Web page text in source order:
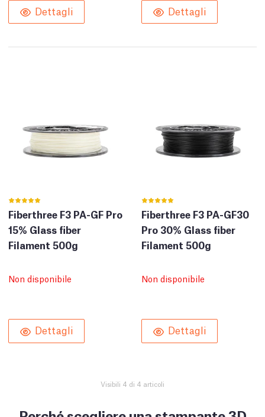
Dettagli Dettagli
Fiberthree F3 PA-GF Pro
15% Glass fiber
Filament 500g
Non disponibile
Dettagli
Fiberthree F3 PA-GF30
Pro 30% Glass fiber
Filament 500g
Non disponibile
Dettagli
Visibili 4 di 4 articoli